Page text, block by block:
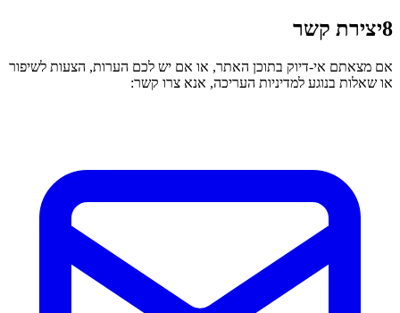
8יצירת קשר
אם מצאתם אי-דיוק בתוכן האתר, או אם יש לכם הערות, הצעות לשיפור
או שאלות בנוגע למדיניות העריכה, אנא צרו קשר: